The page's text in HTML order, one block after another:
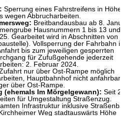
Sperrung eines Fahrstreifens in Höhe
wegen Abbrucharbeiten.
Breitbandausbau ab 8.
Hausnummern 1 bis 13 und
Gearbeitet wird in Abschnitten von
Vollsperrung der Fahrbahn
bis zum jeweiligen gesperrten
für Zufußgehende jederzeit
2. Februar 2024.
nur über Ost-Rampe möglich
Hauptbahnhof nicht anfahrbar.
über Ost-Rampe.
(ehemals Im Mörgelgewann): Seit 2.
für Umgestaltung Straßenzug.
Infrastruktur inklusive
Weg stadtauswärts Höhe